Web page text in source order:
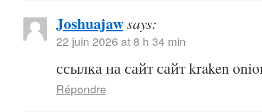
Joshuajawsays:
22 juin 2026 at 8 h 34 min
ссылка на сайт сайт kraken
Répondre